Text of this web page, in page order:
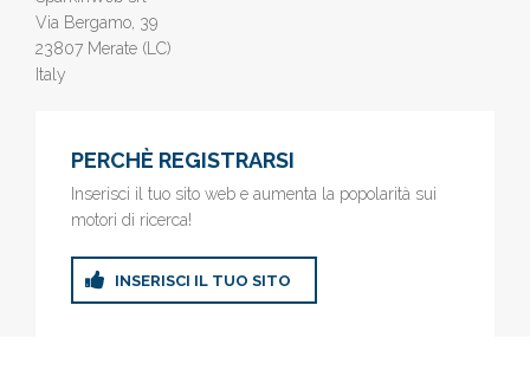
Via Bergamo, 39
23807 Merate (LC)
Italy
PERCHÈ REGISTRARSI
Inserisci il tuo sito web e aumenta la popolarità sui
motori di ricerca!
INSERISCI IL TUO SITO